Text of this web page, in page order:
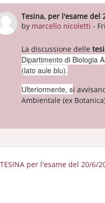
Tesina, per l'esame del
by marcello nicoletti -
Number of replies: 0
La discussione delle
Dipartimento di Biologia
(lato aule blu).
Ulteriormente, si
Ambientale (ex
per l'esame del 20/6/